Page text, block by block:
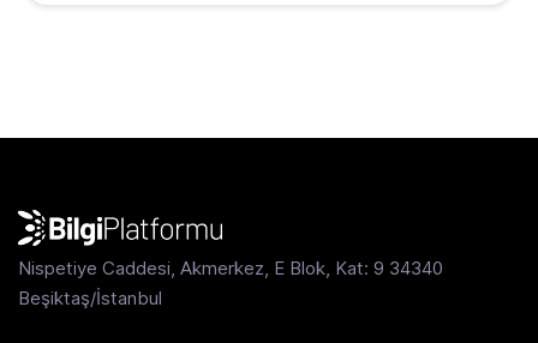
Nispetiye Caddesi, Akmerkez, E Blok, Kat: 9 34340
Beşiktaş/İstanbul